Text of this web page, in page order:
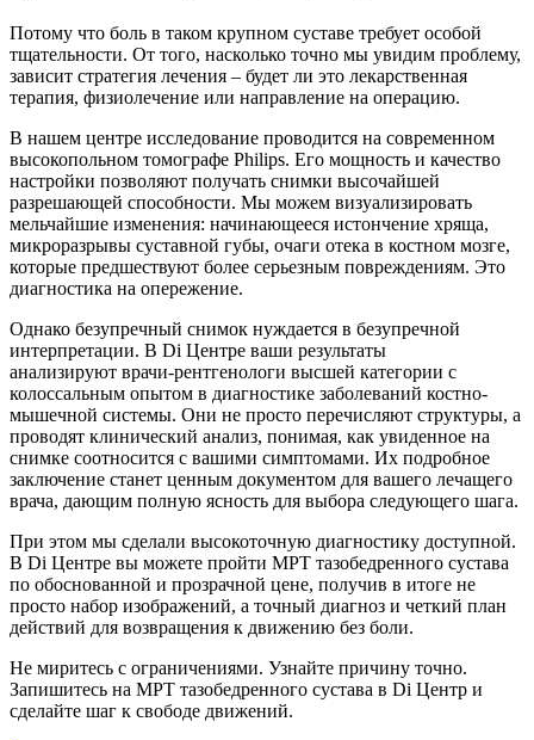
Потому что боль в таком крупном суставе требует особой
тщательности. От того, насколько точно мы увидим проблему,
зависит стратегия лечения – будет ли это лекарственная
терапия, физиолечение или направление на операцию.
В нашем центре исследование проводится на современном
высокопольном томографе Philips. Его мощность и качество
настройки позволяют получать снимки высочайшей
разрешающей способности. Мы можем визуализировать
мельчайшие изменения: начинающееся истончение хряща,
микроразрывы суставной губы, очаги отека в костном мозге,
которые предшествуют более серьезным повреждениям. Это
диагностика на опережение.
Однако безупречный снимок нуждается в безупречной
интерпретации. В Di Центре ваши результаты
анализируют врачи-рентгенологи высшей категории с
колоссальным опытом в диагностике заболеваний костно-
мышечной системы. Они не просто перечисляют структуры, а
проводят клинический анализ, понимая, как увиденное на
снимке соотносится с вашими симптомами. Их подробное
заключение станет ценным документом для вашего лечащего
врача, дающим полную ясность для выбора следующего шага.
При этом мы сделали высокоточную диагностику доступной.
В Di Центре вы можете пройти МРТ тазобедренного сустава
по обоснованной и прозрачной цене, получив в итоге не
просто набор изображений, а точный диагноз и четкий план
действий для возвращения к движению без боли.
Не миритесь с ограничениями. Узнайте причину точно.
Запишитесь на МРТ тазобедренного сустава в Di Центр и
сделайте шаг к свободе движений.